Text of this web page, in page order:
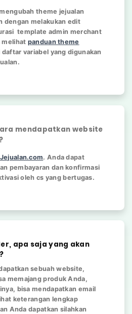
theme jejualan
dengan melakukan edit
template admin merchant
melihat panduan theme
daftar variabel yang digunakan
mendapatkan website
. Anda dapat
pembayaran dan konfirmasi
oleh cs yang bertugas.
apa saja yang akan
sebuah website,
memajang produk Anda,
bisa mendapatkan email
keterangan lengkap
Anda dapatkan silahkan